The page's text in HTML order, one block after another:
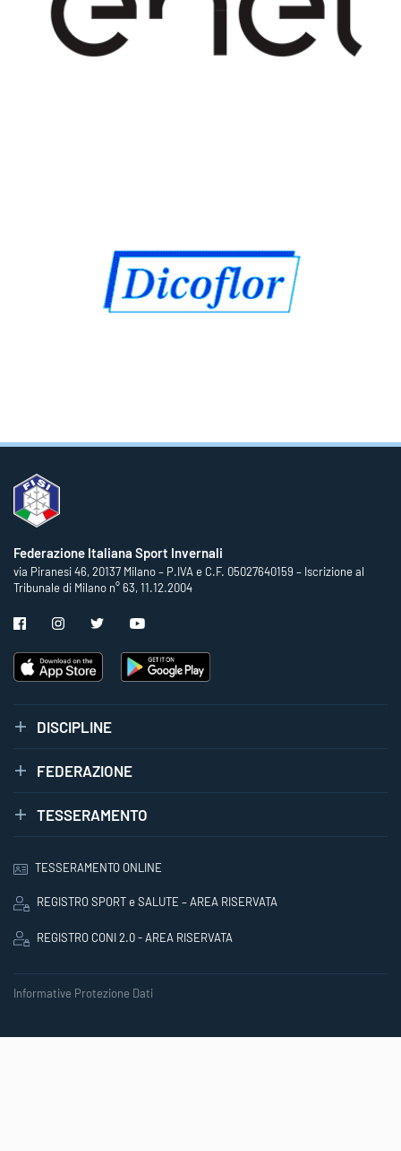
Federazione Italiana Sport Invernali
via Piranesi 46, 20137 Milano – P.IVA e C.F. 05027640159 – Iscrizione al
Tribunale di Milano n° 63, 11.12.2004
DISCIPLINE
FEDERAZIONE
TESSERAMENTO
TESSERAMENTO ONLINE
REGISTRO SPORT e SALUTE – AREA RISERVATA
REGISTRO CONI 2.0 - AREA RISERVATA
Informative Protezione Dati